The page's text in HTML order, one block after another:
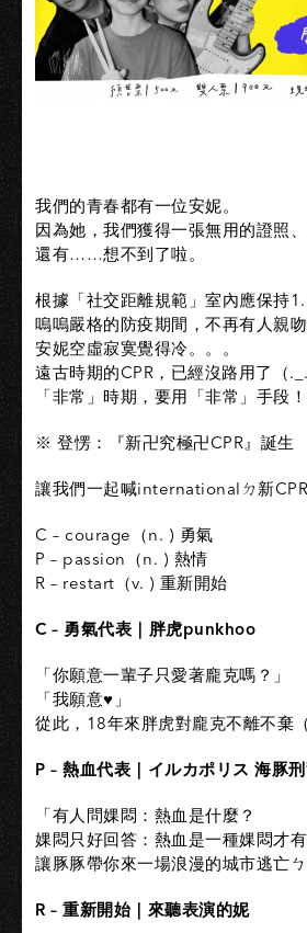
我們的青春都有一位安妮。
因為她，我們獲得一張無用的證照、
還有……想不到了啦。
根據「社交距離規範」室內應保持
嗚嗚嚴格的防疫期間，不再有人親吻
安妮空虛寂寞覺得冷。。。
遠古時期的CPR，已經沒路用了（._.
「非常」時期，要用「非常」手段！
※ 登愣：『新卍究極卍CPR』誕生
讓我們一起喊internationalㄉ新
C – courage（n. ) 勇氣
P – passion（n. ) 熱情
R – restart（v. ) 重新開始
C – 勇氣代表｜胖虎punkhoo
「你願意一輩子只愛著龐克嗎？」
「我願意♥️」
從此，18年來胖虎對龐克不離不棄
P – 熱血代表｜イルカポリス 海豚
「有人問婐悶：熱血是什麼？
婐悶只好回答：熱血是一種婐悶才
讓豚豚帶你來一場浪漫的城市逃亡ㄅ
R – 重新開始｜來聽表演的妮